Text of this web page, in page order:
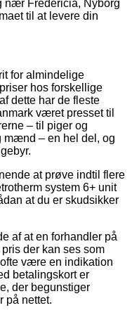
nær Fredericia, Nyborg
til at levere din
for almindelige
hos forskellige
dette har de fleste
været presset til
– til piger og
mænd – en hel del, og
at prøve indtil flere
system 6+ unit
at du er skudsikker
af at en forhandler på
der kan ses som
være en indikation
betalingskort er
der begunstiger
på nettet.